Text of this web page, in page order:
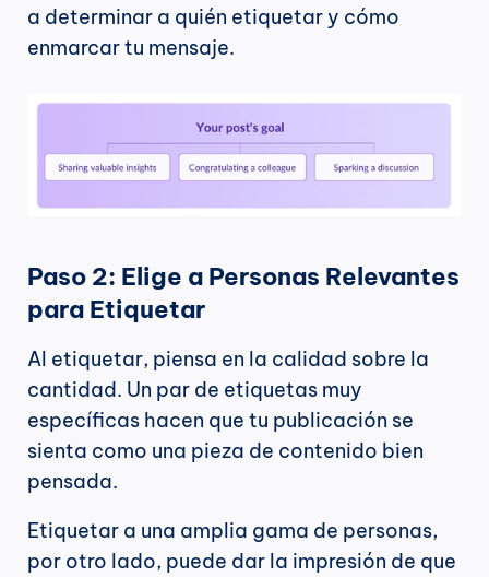
a determinar a quién etiquetar y cómo
enmarcar tu mensaje.
Paso 2: Elige a Personas Relevantes
para Etiquetar
Al etiquetar, piensa en la calidad sobre la
cantidad. Un par de etiquetas muy
específicas hacen que tu publicación se
sienta como una pieza de contenido bien
pensada.
Etiquetar a una amplia gama de personas,
por otro lado, puede dar la impresión de que